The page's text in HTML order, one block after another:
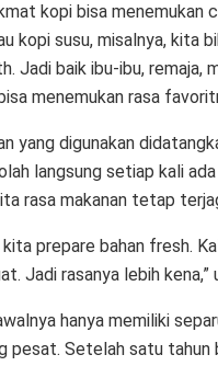
kopi bisa menemukan
kopi susu, misalnya, kita
Jadi baik ibu-ibu, remaja,
menemukan rasa
yang digunakan
langsung setiap kali
rasa makanan tetap
kita prepare bahan fresh.
Jadi rasanya lebih kena,”
hanya memiliki
pesat. Setelah satu tahun